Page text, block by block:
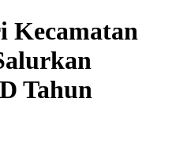
Kecamatan
Tahun